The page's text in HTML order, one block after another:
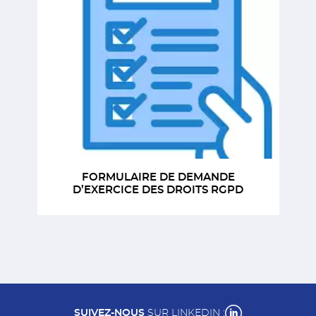
FORMULAIRE DE DEMANDE
D’EXERCICE DES DROITS RGPD
SUIVEZ-NOUS SUR LINKEDIN :